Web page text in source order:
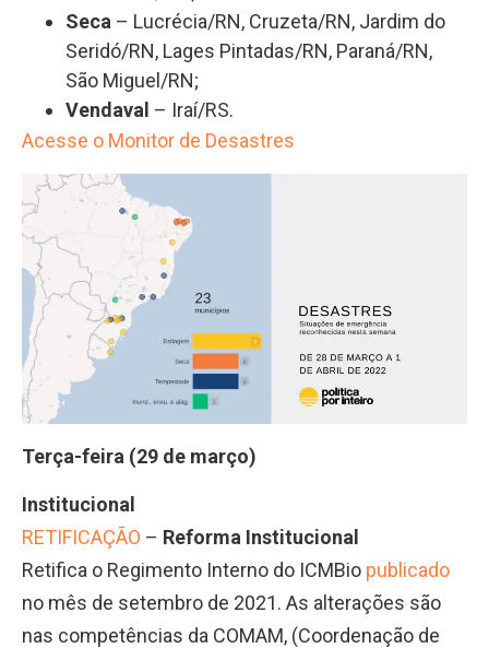
Seca – Lucrécia/RN, Cruzeta/RN, Jardim do
Seridó/RN, Lages Pintadas/RN, Paraná/RN,
São Miguel/RN;
Vendaval – Iraí/RS.
Acesse o Monitor de Desastres
Terça-feira (29 de março)
Institucional
RETIFICAÇÃO – Reforma Institucional
Retifica o Regimento Interno do ICMBio publicado
no mês de setembro de 2021. As alterações são
nas competências da COMAM, (Coordenação de